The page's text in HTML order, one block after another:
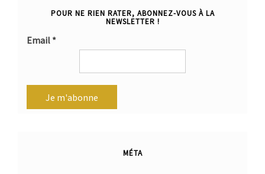
POUR NE RIEN RATER, ABONNEZ-VOUS À LA
NEWSLETTER !
Email *
MÉTA